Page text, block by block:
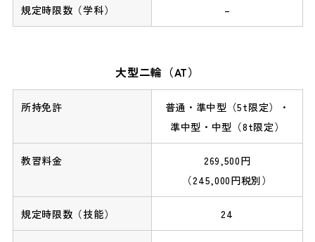
–
大型二輪（AT）
普通・準中型（5t限定）・
準中型・中型（8t限定）
269,500円
（245,000円税別）
24